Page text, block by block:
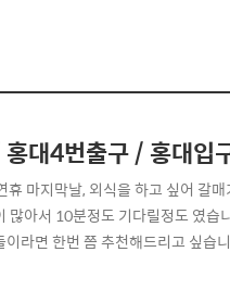
대4번출구 / 홍대입
마지막날, 외식을 하고 싶어 갈
아서 10분정도 기다릴정도 였
라면 한번 쯤 추천해드리고 싶습
이 보이는 확 트인 곳이 나옵니